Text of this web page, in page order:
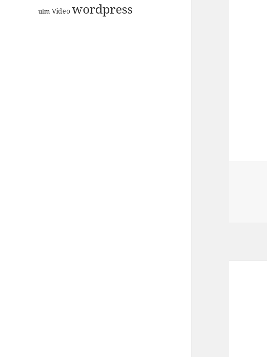
ulm Video wordpress